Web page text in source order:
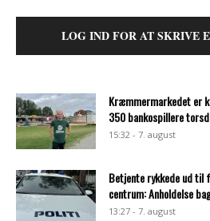
LOG IND FOR AT SKRIVE
Kræmmermarkedet er
350 bankospillere
15:32 - 7. august
Betjente rykkede ud til
centrum: Anholdelse
13:27 - 7. august